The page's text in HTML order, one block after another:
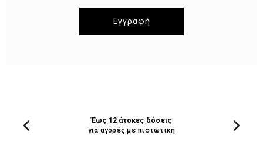
Εγγραφή
Έως 12 άτοκες δόσεις
για αγορές με πιστωτική